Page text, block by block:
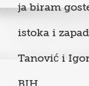
ja biram
istoka i
Tanović i
BIH